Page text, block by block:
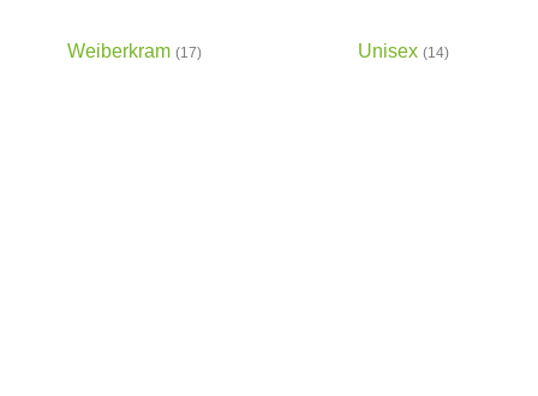
Weiberkram (17) Unisex (14)